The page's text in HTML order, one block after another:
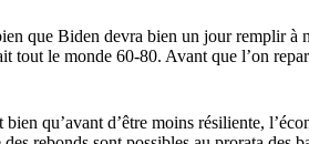
que Biden devra bien un jour remplir
le monde 60-80. Avant que l’on
qu’avant d’être moins résiliente,